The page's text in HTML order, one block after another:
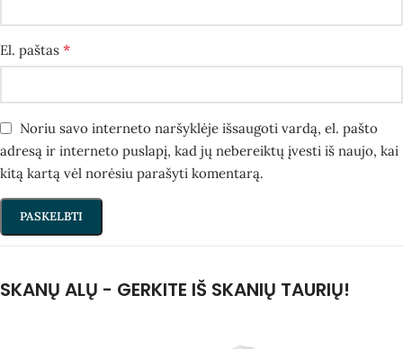
El. paštas *
Noriu savo interneto naršyklėje išsaugoti vardą, el. pašto
adresą ir interneto puslapį, kad jų nebereiktų įvesti iš naujo, kai
kitą kartą vėl norėsiu parašyti komentarą.
SKANŲ ALŲ - GERKITE IŠ SKANIŲ TAURIŲ!